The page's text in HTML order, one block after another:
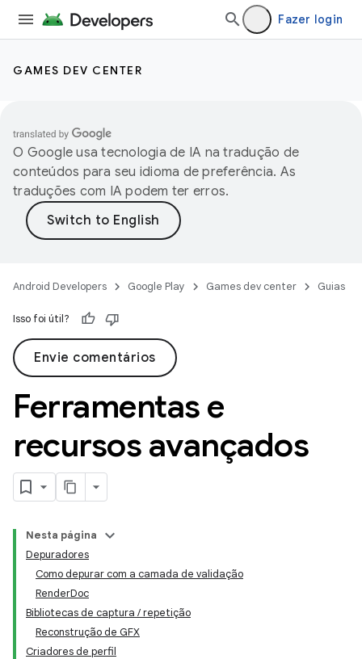
Fazer login
GAMES DEV CENTER
O Google usa tecnologia de IA na tradução de
conteúdos para seu idioma de preferência. As
traduções com IA podem ter erros.
Android Developers Google Play Games dev center Guias
Isso foi útil?
Envie comentários
Ferramentas e
recursos avançados
Nesta página
Depuradores
Como depurar com a camada de validação
RenderDoc
Bibliotecas de captura / repetição
Reconstrução de GFX
Criadores de perfil